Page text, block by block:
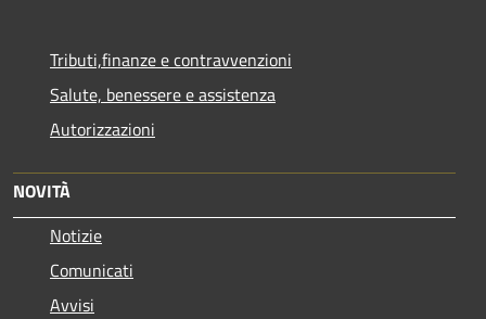
Tributi,finanze e contravvenzioni
Salute, benessere e assistenza
Autorizzazioni
NOVITÀ
Notizie
Comunicati
Avvisi